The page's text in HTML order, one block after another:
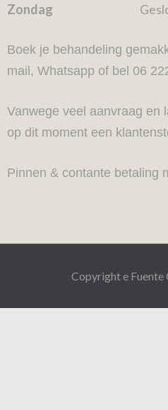
Zondag
Boek je behandeling
mail, Whatsapp of bel 06
Vanwege veel aanvraag en
op dit moment een
Pinnen & contante betaling
Copyright e